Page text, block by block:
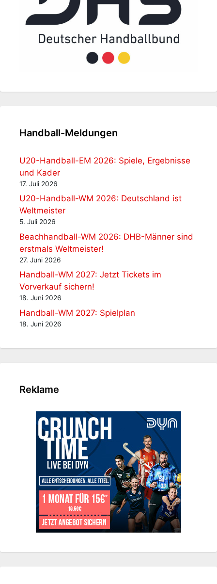
Handball-Meldungen
U20-Handball-EM 2026: Spiele, Ergebnisse
und Kader
17. Juli 2026
U20-Handball-WM 2026: Deutschland ist
Weltmeister
5. Juli 2026
Beachhandball-WM 2026: DHB-Männer sind
erstmals Weltmeister!
27. Juni 2026
Handball-WM 2027: Jetzt Tickets im
Vorverkauf sichern!
18. Juni 2026
Handball-WM 2027: Spielplan
18. Juni 2026
Reklame